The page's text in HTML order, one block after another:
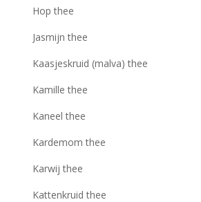
Hop thee
Jasmijn thee
Kaasjeskruid (malva) thee
Kamille thee
Kaneel thee
Kardemom thee
Karwij thee
Kattenkruid thee